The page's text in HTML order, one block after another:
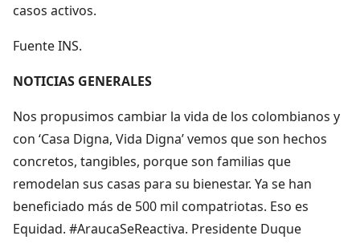
casos activos.
Fuente INS.
NOTICIAS GENERALES
Nos propusimos cambiar la vida de los colombianos y
con ‘Casa Digna, Vida Digna’ vemos que son hechos
concretos, tangibles, porque son familias que
remodelan sus casas para su bienestar. Ya se han
beneficiado más de 500 mil compatriotas. Eso es
Equidad. #AraucaSeReactiva. Presidente Duque